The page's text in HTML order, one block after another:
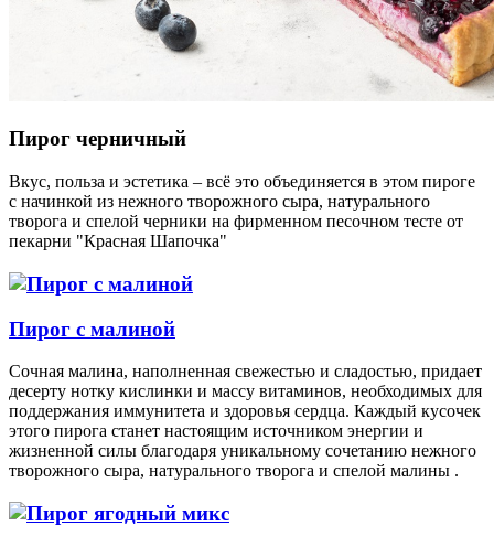
Пирог черничный
Вкус, польза и эстетика – всё это объединяется в этом пироге
с начинкой из нежного творожного сыра, натурального
творога и спелой черники на фирменном песочном тесте от
пекарни "Красная Шапочка"
Пирог с малиной
Сочная малина, наполненная свежестью и сладостью, придает
десерту нотку кислинки и массу витаминов, необходимых для
поддержания иммунитета и здоровья сердца. Каждый кусочек
этого пирога станет настоящим источником энергии и
жизненной силы благодаря уникальному сочетанию нежного
творожного сыра, натурального творога и спелой малины .